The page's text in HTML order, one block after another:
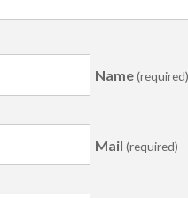
Name
Mail(required)